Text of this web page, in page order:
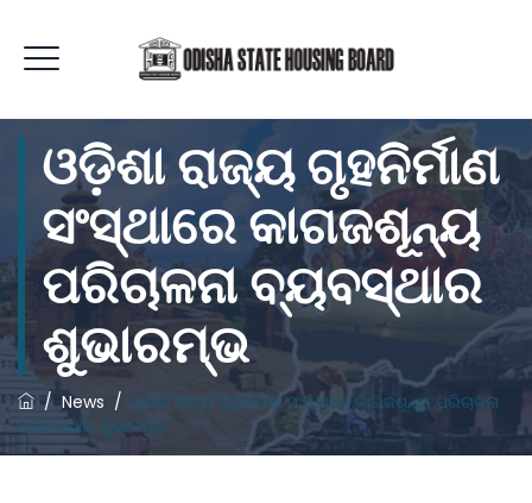
ଓଡ଼ିଶା ରାଜ୍ୟ ଗୃହନିର୍ମାଣ
ସଂସ୍ଥାରେ କାଗଜଶୂନ୍ୟ
ପରିଚାଳନା ବ୍ୟବସ୍ଥାର
ଶୁଭାରମ୍ଭ
/News / ଓଡ଼ିଶା ରାଜ୍ୟ ଗୃହନିର୍ମାଣ ସଂସ୍ଥାରେ କାଗଜଶୂନ୍ୟ ପରିଚାଳନା
ବ୍ୟବସ୍ଥାର ଶୁଭାରମ୍ଭ